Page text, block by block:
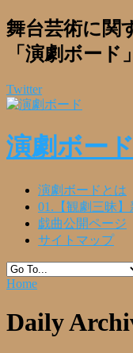
舞台芸術に関
「演劇ボード」
Twitter
演劇ボード
演劇ボードとは
01.【観劇三昧
戯曲公開ページ
サイトマップ
Home
Daily